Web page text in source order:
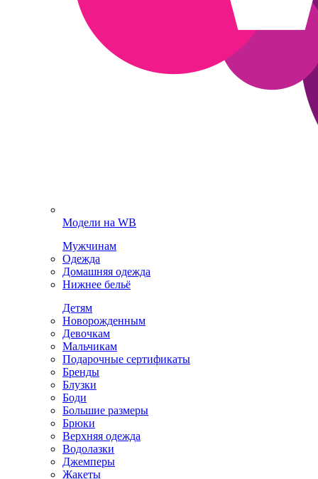
Модели на WB
Мужчинам
Одежда
Домашняя одежда
Нижнее бельё
Детям
Новорожденным
Девочкам
Мальчикам
Подарочные сертификаты
Бренды
Блузки
Боди
Большие размеры
Брюки
Верхняя одежда
Водолазки
Джемперы
Жакеты